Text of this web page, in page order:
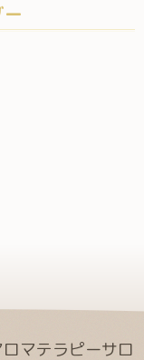
マテラピーサロ